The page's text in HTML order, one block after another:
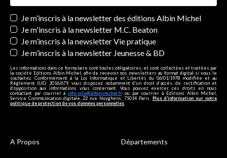
Newsletters
Je m’inscris à la newsletter des éditions Albin Michel
Je m'inscris à la newsletter M.C. Beaton
Je m’inscris à la newsletter Vie pratique
Je m’inscris à la newsletter Jeunesse & BD
Les informations dans ce formulaire sont toutes obligatoires, et sont collectées et traitées par
la société Editions Albin Michel, afin de recevoir nos newsletters au format digital si vous le
souhaitez. Conformément à la Loi Informatique et Libertés du 06/01/1978 modifiée et au
Règlement (UE) 2016/679, vous disposez notamment d'un droit d'accès, de rectification et
d’opposition aux informations vous concernant. Vous pouvez exercer ces droits en nous
contactant par courriel à info-site@albin-michel.fr ou par courrier à Editions Albin Michel,
Service Communication digitale, 22 rue Huyghens, 75014 Paris. Plus d’information sur notre
politique de protection de vos données personnelles
A Propos Départements